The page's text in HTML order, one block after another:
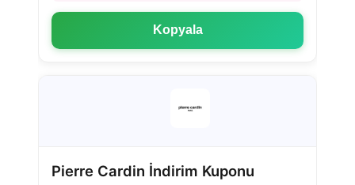
Kopyala
Pierre Cardin İndirim Kuponu